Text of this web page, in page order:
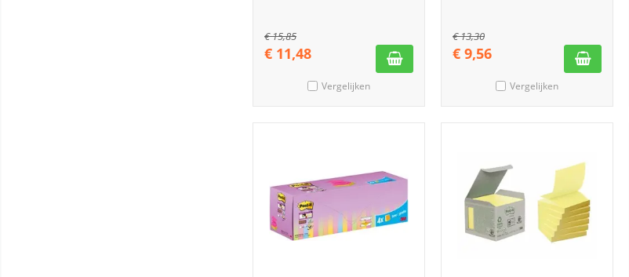
€15,85
€ 11,48
Vergelijken
€13,30
€ 9,56
Vergelijken